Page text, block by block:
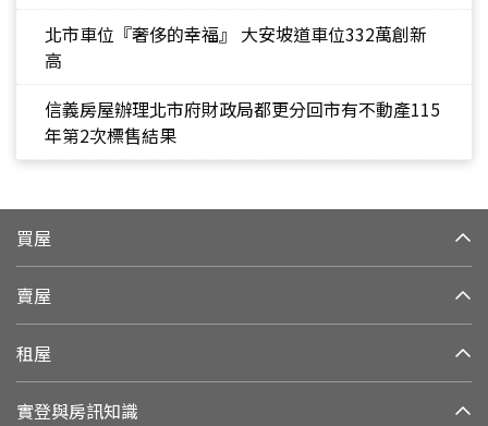
北市車位『奢侈的幸福』 大安坡道車位332萬創新
高
信義房屋辦理北市府財政局都更分回市有不動產115
年第2次標售結果
買屋
賣屋
租屋
實登與房訊知識